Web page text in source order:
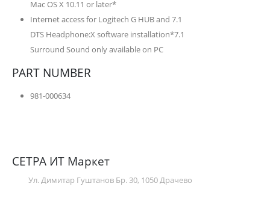
Mac OS X 10.11 or later*
Internet access for Logitech G HUB and 7.1
DTS Headphone:X software installation*7.1
Surround Sound only available on PC
PART NUMBER
981-000634
СЕТРА ИТ Маркет
Ул. Димитар Гуштанов Бр. 30, 1050 Драчево